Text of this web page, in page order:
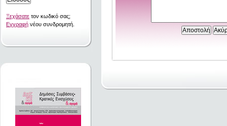
Ξεχάσατε τον κωδικό σας;
Εγγραφή νέου συνδρομητή.